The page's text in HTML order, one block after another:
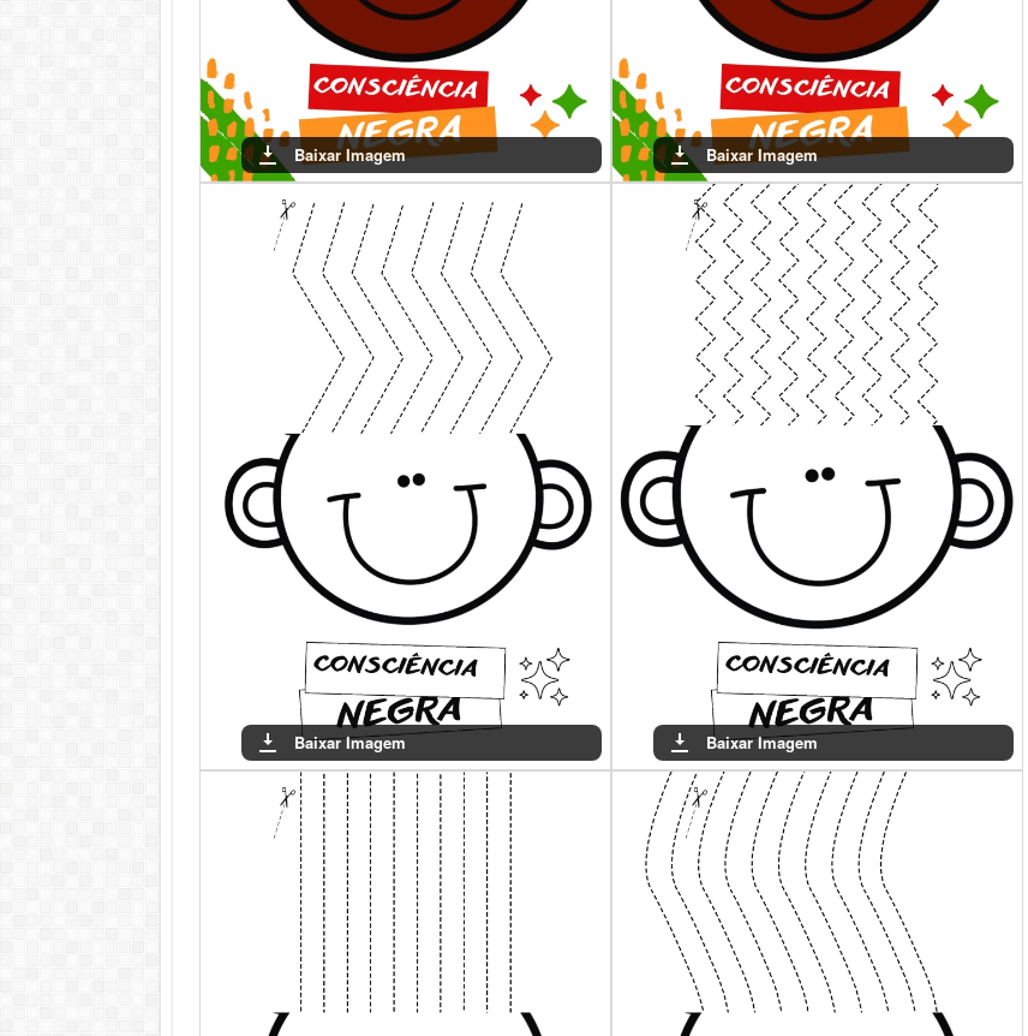
Baixar Imagem Baixar Imagem
Baixar Imagem Baixar Imagem